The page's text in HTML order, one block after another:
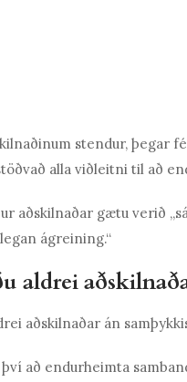
stendur, þegar
alla viðleitni til að
aðskilnaðar gætu verið
ágreining.“
aldrei
að endurheimta